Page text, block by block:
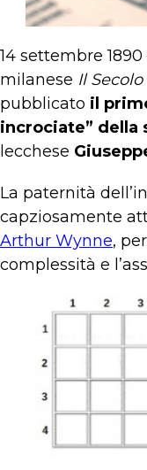
14 settembre
milanese Il
pubblicato il
incrociate” della
lecchese
La paternità
capziosamente
Arthur Wynne,
complessità e